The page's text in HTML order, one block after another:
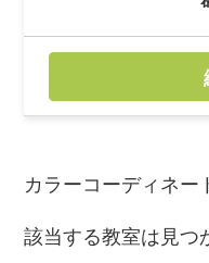
カラーコーディネー
該当する教室は見つ